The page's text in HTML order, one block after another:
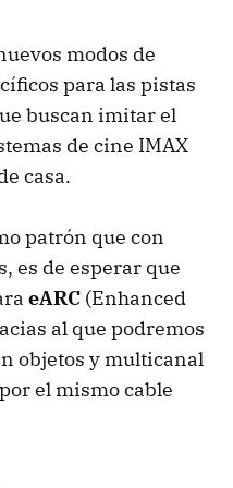
modos de
para las pistas
buscan imitar el
de cine IMAX
casa.
patrón que con
es de esperar que
eARC (Enhanced
al que podremos
objetos y multicanal
el mismo cable